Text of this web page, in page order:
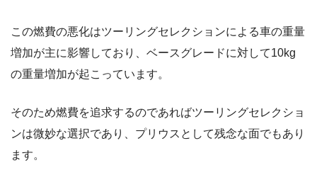
この燃費の悪化はツーリングセレクションによる車の重量
増加が主に影響しており、ベースグレードに対して10kg
の重量増加が起こっています。
そのため燃費を追求するのであればツーリングセレクショ
ンは微妙な選択であり、プリウスとして残念な面でもあり
ます。